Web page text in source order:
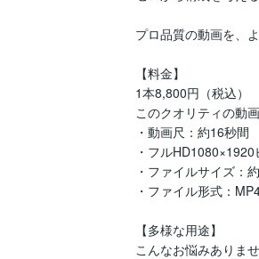
プロ品質の動画を、
【料金】
1本8,800円（税込）
このクオリティの動
・動画尺：約16秒間
・フルHD1080×1920
・ファイルサイズ：
・ファイル形式：
【多様な用途】
こんなお悩みありま